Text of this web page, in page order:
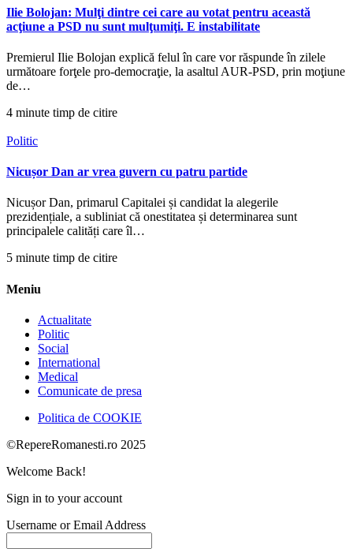
Ilie Bolojan: Mulţi dintre cei care au votat pentru această
acţiune a PSD nu sunt mulţumiţi. E instabilitate
Premierul Ilie Bolojan explică felul în care vor răspunde în zilele
următoare forţele pro-democraţie, la asaltul AUR-PSD, prin moţiune
de…
4 minute timp de citire
Politic
Nicușor Dan ar vrea guvern cu patru partide
Nicușor Dan, primarul Capitalei și candidat la alegerile
prezidențiale, a subliniat că onestitatea și determinarea sunt
principalele calități care îl…
5 minute timp de citire
Meniu
Actualitate
Politic
Social
International
Medical
Comunicate de presa
Politica de COOKIE
©RepereRomanesti.ro 2025
Welcome Back!
Sign in to your account
Username or Email Address